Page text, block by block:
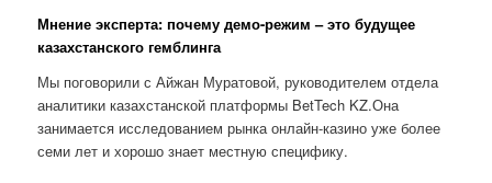
Мнение эксперта: почему демо-режим – это будущее
казахстанского гемблинга
Мы поговорили с Айжан Муратовой, руководителем отдела
аналитики казахстанской платформы BetTech KZ.Она
занимается исследованием рынка онлайн-казино уже более
семи лет и хорошо знает местную специфику.